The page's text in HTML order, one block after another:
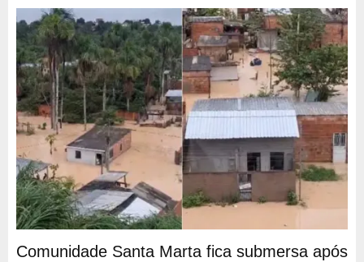
Comunidade Santa Marta fica submersa após